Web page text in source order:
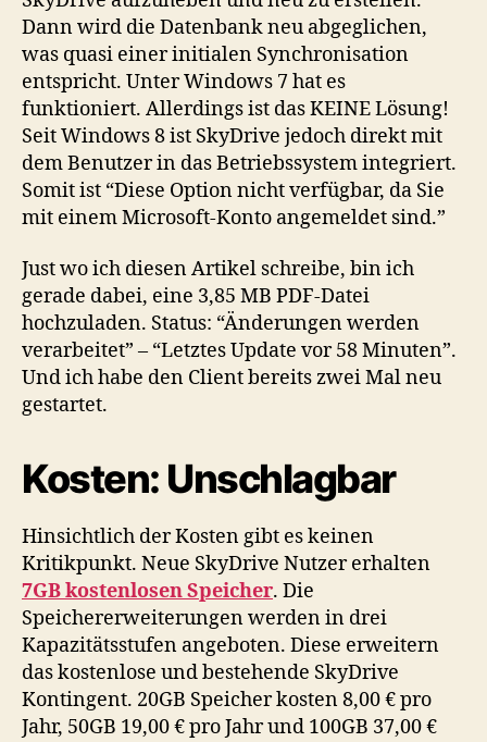
Dann wird die Datenbank neu abgeglichen,
was quasi einer initialen Synchronisation
entspricht. Unter Windows 7 hat es
funktioniert. Allerdings ist das KEINE Lösung!
Seit Windows 8 ist SkyDrive jedoch direkt mit
dem Benutzer in das Betriebssystem integriert.
Somit ist “Diese Option nicht verfügbar, da Sie
mit einem Microsoft-Konto angemeldet sind.”
Just wo ich diesen Artikel schreibe, bin ich
gerade dabei, eine 3,85 MB PDF-Datei
hochzuladen. Status: “Änderungen werden
verarbeitet” – “Letztes Update vor 58 Minuten”.
Und ich habe den Client bereits zwei Mal neu
gestartet.
Kosten: Unschlagbar
Hinsichtlich der Kosten gibt es keinen
Kritikpunkt. Neue SkyDrive Nutzer erhalten
7GB kostenlosen Speicher. Die
Speichererweiterungen werden in drei
Kapazitätsstufen angeboten. Diese erweitern
das kostenlose und bestehende SkyDrive
Kontingent. 20GB Speicher kosten 8,00 € pro
Jahr, 50GB 19,00 € pro Jahr und 100GB 37,00 €